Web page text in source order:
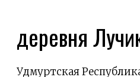
деревня
Удмуртская